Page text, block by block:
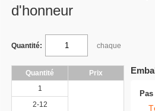
d'honneur
Quantité: chaque
Quantité
Prix
1
2-12
Pas